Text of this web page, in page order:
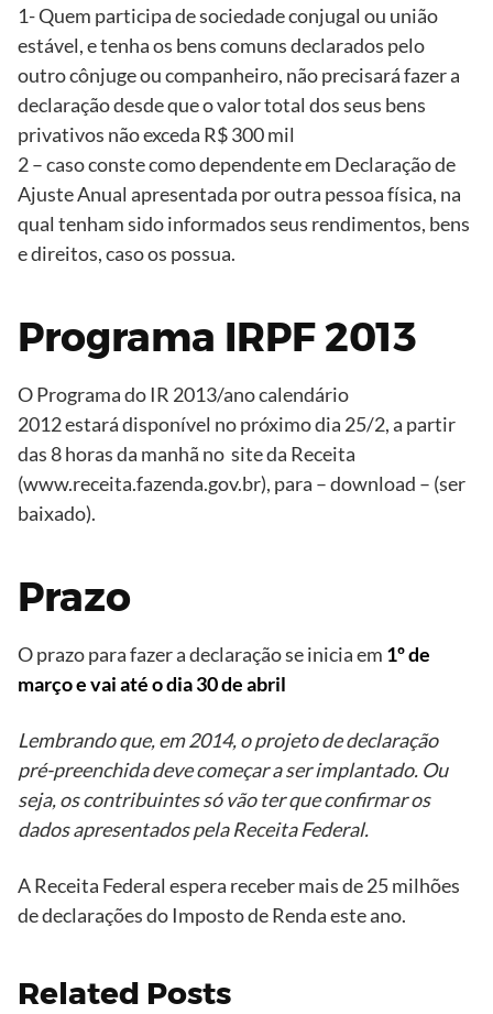
1- Quem participa de sociedade conjugal ou união
estável, e tenha os bens comuns declarados pelo
outro cônjuge ou companheiro, não precisará fazer a
declaração desde que o valor total dos seus bens
privativos não exceda R$ 300 mil
2 – caso conste como dependente em Declaração de
Ajuste Anual apresentada por outra pessoa física, na
qual tenham sido informados seus rendimentos, bens
e direitos, caso os possua.
Programa IRPF 2013
O Programa do IR 2013/ano calendário
2012 estará disponível no próximo dia 25/2, a partir
das 8 horas da manhã no site da Receita
(www.receita.fazenda.gov.br), para – download – (ser
baixado).
Prazo
O prazo para fazer a declaração se inicia em 1º de
março e vai até o dia 30 de abril
Lembrando que, em 2014, o projeto de declaração
pré-preenchida deve começar a ser implantado. Ou
seja, os contribuintes só vão ter que confirmar os
dados apresentados pela Receita Federal.
A Receita Federal espera receber mais de 25 milhões
de declarações do Imposto de Renda este ano.
Related Posts